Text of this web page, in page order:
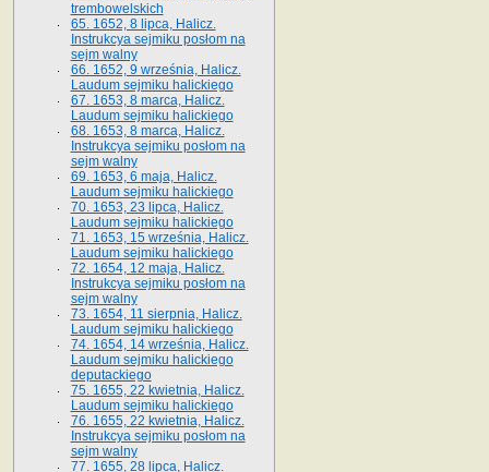
trembowelskich
65. 1652, 8 lipca, Halicz.
Instrukcya sejmiku posłom na
sejm walny
66. 1652, 9 września, Halicz.
Laudum sejmiku halickiego
67. 1653, 8 marca, Halicz.
Laudum sejmiku halickiego
68. 1653, 8 marca, Halicz.
Instrukcya sejmiku posłom na
sejm walny
69. 1653, 6 maja, Halicz.
Laudum sejmiku halickiego
70. 1653, 23 lipca, Halicz.
Laudum sejmiku halickiego
71. 1653, 15 września, Halicz.
Laudum sejmiku halickiego
72. 1654, 12 maja, Halicz.
Instrukcya sejmiku posłom na
sejm walny
73. 1654, 11 sierpnia, Halicz.
Laudum sejmiku halickiego
74. 1654, 14 września, Halicz.
Laudum sejmiku halickiego
deputackiego
75. 1655, 22 kwietnia, Halicz.
Laudum sejmiku halickiego
76. 1655, 22 kwietnia, Halicz.
Instrukcya sejmiku posłom na
sejm walny
77. 1655, 28 lipca, Halicz.